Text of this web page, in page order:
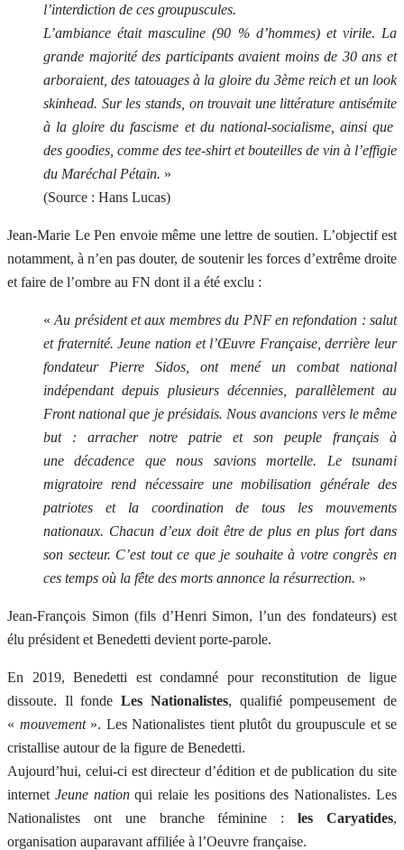
l’interdiction de ces groupuscules.
L’ambiance était masculine (90 % d’hommes) et virile. La
grande majorité des participants avaient moins de 30 ans et
arboraient, des tatouages à la gloire du 3ème reich et un look
skinhead. Sur les stands, on trouvait une littérature antisémite
à la gloire du fascisme et du national-socialisme, ainsi que
des goodies, comme des tee-shirt et bouteilles de vin à l’effigie
du Maréchal Pétain. »
(Source : Hans Lucas)
Jean-Marie Le Pen envoie même une lettre de soutien. L’objectif est
notamment, à n’en pas douter, de soutenir les forces d’extrême droite
et faire de l’ombre au FN dont il a été exclu :
« Au président et aux membres du PNF en refondation : salut
et fraternité. Jeune nation et l’Œuvre Française, derrière leur
fondateur Pierre Sidos, ont mené un combat national
indépendant depuis plusieurs décennies, parallèlement au
Front national que je présidais. Nous avancions vers le même
but : arracher notre patrie et son peuple français à
une décadence que nous savions mortelle. Le tsunami
migratoire rend nécessaire une mobilisation générale des
patriotes et la coordination de tous les mouvements
nationaux. Chacun d’eux doit être de plus en plus fort dans
son secteur. C’est tout ce que je souhaite à votre congrès en
ces temps où la fête des morts annonce la résurrection. »
Jean-François Simon (fils d’Henri Simon, l’un des fondateurs) est
élu président et Benedetti devient porte-parole.
En 2019, Benedetti est condamné pour reconstitution de ligue
dissoute. Il fondeLes Nationalistes, qualifié pompeusement de
« mouvement ». Les Nationalistes tient plutôt du groupuscule et se
cristallise autour de la figure de Benedetti.
Aujourd’hui, celui-ci est directeur d’édition et de publication du site
internet Jeune nationqui relaie les positions des Nationalistes. Les
Nationalistes ont une branche féminine :les Caryatides,
organisation auparavant affiliée à l’Oeuvre française.